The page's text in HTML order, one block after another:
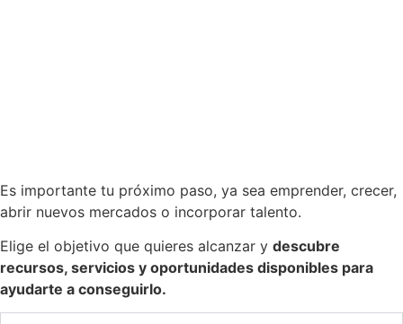
Es importante tu próximo paso, ya sea emprender, crecer,
abrir nuevos mercados o incorporar talento.
Elige el objetivo que quieres alcanzar y descubre
recursos, servicios y oportunidades disponibles para
ayudarte a conseguirlo.